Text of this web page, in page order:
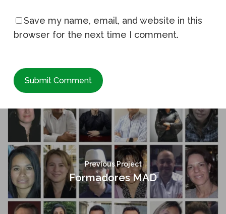
Save my name, email, and website in this
browser for the next time I comment.
Previous Project
Formadores MAD